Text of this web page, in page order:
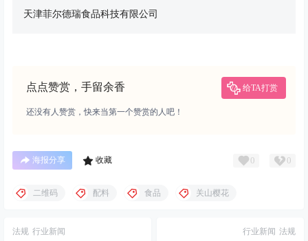
天津菲尔德瑞食品科技有限公司
点点赞赏，手留余香 给TA打赏
还没有人赞赏，快来当第一个赞赏的人吧！
海报分享 收藏 0 0
二维码 配料 食品 关山樱花
法规 行业新闻 行业新闻 法规